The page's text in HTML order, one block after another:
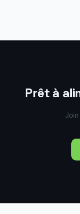
Prêt à